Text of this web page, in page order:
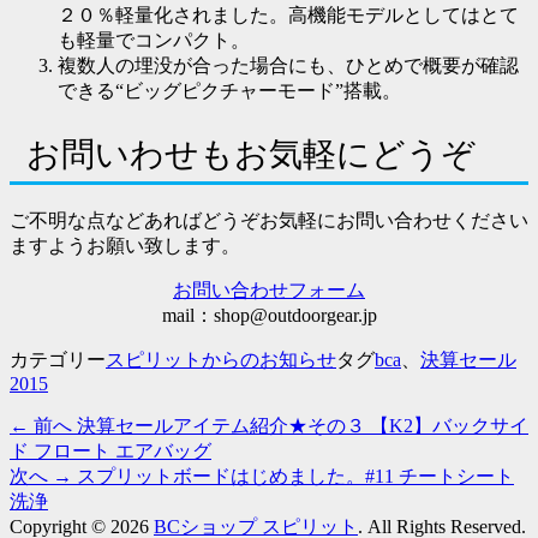
２０％軽量化されました。高機能モデルとしてはとて
も軽量でコンパクト 。
複数人の埋没が合った場合にも、ひとめで概要が確認
できる“ビッグピクチャーモード”搭載。
お問いわせもお気軽にどうぞ
ご不明な点などあればどうぞお気軽にお問い合わせください
ますようお願い致します。
お問い合わせフォーム
mail：shop@outdoorgear.jp
カテゴリースピリットからのお知らせタグbca
決算セール
2015
投
稿
ナ
← 前へ 過
去
の
稿:
決算セールアイテム紹介★その３ 【K2】バックサイ
ド フロート エアバッグ
次へ → 次
投
スプリットボードはじめました。#11 チートシート
洗浄
Copyright © 2026 BCショップ スピリット . All Rights Reserved.